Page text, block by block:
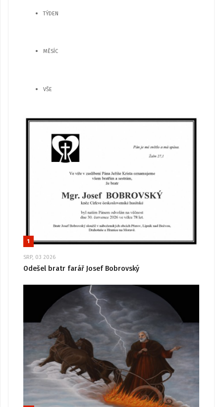
TÝDEN
MĚSÍC
VŠE
1
SRP, 03 2026
Odešel bratr farář Josef Bobrovský